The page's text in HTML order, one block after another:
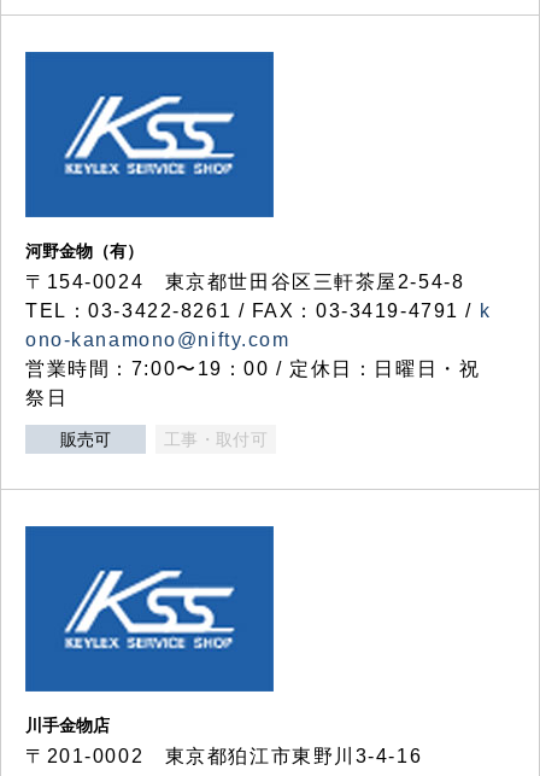
河野金物（有）
〒154-0024 東京都世田谷区三軒茶屋2-54-8
TEL：03-3422-8261 / FAX：03-3419-4791 / k
ono-kanamono@nifty.com
営業時間：7:00〜19：00 / 定休日：日曜日・祝
祭日
販売可 工事・取付可
川手金物店
〒201-0002 東京都狛江市東野川3-4-16